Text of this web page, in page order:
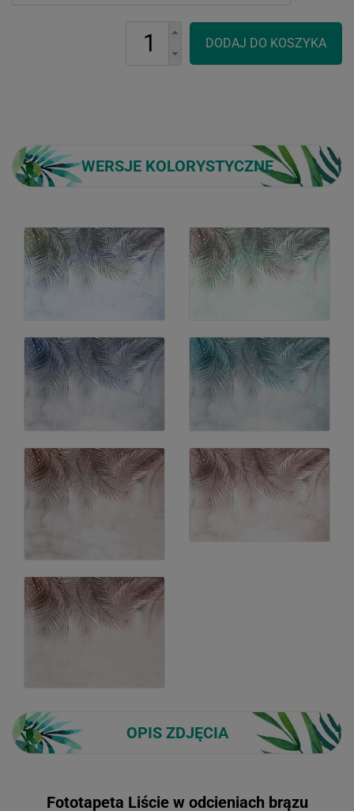
WERSJE KOLORYSTYCZNE
OPIS ZDJĘCIA
Fototapeta Liście w odcieniach brązu